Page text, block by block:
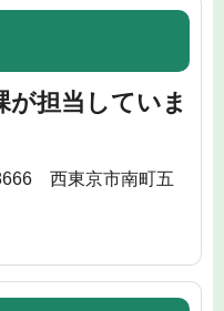
が担当していま
西東京市南町五